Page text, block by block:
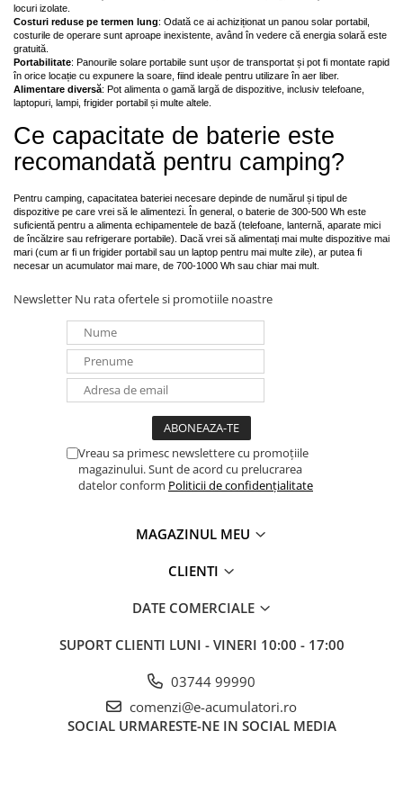
locuri izolate.
Costuri reduse pe termen lung: Odată ce ai achiziționat un panou solar portabil,
costurile de operare sunt aproape inexistente, având în vedere că energia solară este
gratuită.
Portabilitate: Panourile solare portabile sunt ușor de transportat și pot fi montate rapid
în orice locație cu expunere la soare, fiind ideale pentru utilizare în aer liber.
Alimentare diversă: Pot alimenta o gamă largă de dispozitive, inclusiv telefoane,
laptopuri, lampi, frigider portabil și multe altele.
Ce capacitate de baterie este
recomandată pentru camping?
Pentru camping, capacitatea bateriei necesare depinde de numărul și tipul de
dispozitive pe care vrei să le alimentezi. În general, o baterie de 300-500 Wh este
suficientă pentru a alimenta echipamentele de bază (telefoane, lanternă, aparate mici
de încălzire sau refrigerare portabile). Dacă vrei să alimentați mai multe dispozitive mai
mari (cum ar fi un frigider portabil sau un laptop pentru mai multe zile), ar putea fi
necesar un acumulator mai mare, de 700-1000 Wh sau chiar mai mult.
Newsletter Nu rata ofertele si promotiile noastre
Vreau sa primesc newslettere cu promoțiile
magazinului. Sunt de acord cu prelucrarea
datelor conform Politicii de confidențialitate
MAGAZINUL MEU
CLIENTI
DATE COMERCIALE
SUPORT CLIENTI LUNI - VINERI 10:00 - 17:00
03744 99990
comenzi@e-acumulatori.ro
SOCIAL URMARESTE-NE IN SOCIAL MEDIA